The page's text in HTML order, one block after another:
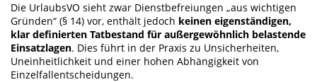
Die UrlaubsVO sieht zwar Dienstbefreiungen „aus wichtigen
Gründen“ (§ 14) vor, enthält jedoch keinen eigenständigen,
klar definierten Tatbestand für außergewöhnlich belastende
Einsatzlagen. Dies führt in der Praxis zu Unsicherheiten,
Uneinheitlichkeit und einer hohen Abhängigkeit von
Einzelfallentscheidungen.